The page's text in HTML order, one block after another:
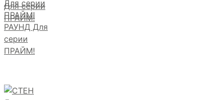
Для серии
ПРАЙМ!
РАУНД Для
серии
ПРАЙМ!